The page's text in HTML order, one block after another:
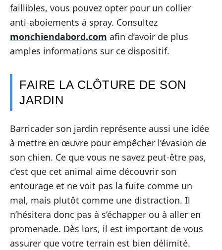
faillibles, vous pouvez opter pour un collier
anti-aboiements à spray. Consultez
monchiendabord.com afin d’avoir de plus
amples informations sur ce dispositif.
FAIRE LA CLÔTURE DE SON
JARDIN
Barricader son jardin représente aussi une idée
à mettre en œuvre pour empêcher l’évasion de
son chien. Ce que vous ne savez peut-être pas,
c’est que cet animal aime découvrir son
entourage et ne voit pas la fuite comme un
mal, mais plutôt comme une distraction. Il
n’hésitera donc pas à s’échapper ou à aller en
promenade. Dès lors, il est important de vous
assurer que votre terrain est bien délimité.